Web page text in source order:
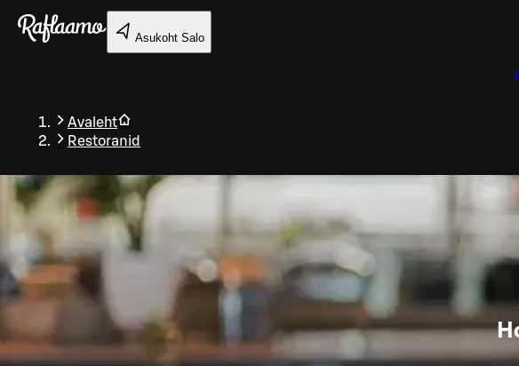
Liigu peamise sisu juurde
Asukoht Salo
Avaleht
Restoranid